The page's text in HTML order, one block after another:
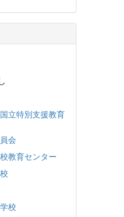
立特別支援教育
会
教育センター
校